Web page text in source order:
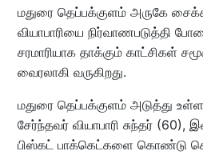
மதுரை தெப்பக்குளம் அருகே
வியாபாரியை நிர்வாணபடுத்தி
சரமாரியாக தாக்கும் காட்சிகள்
வைரலாகி வருகிறது.
மதுரை தெப்பக்குளம் அடுத்து
சேர்ந்தவர் வியாபாரி சுந்தர் (60),
பிஸ்கட் பாக்கெட்களை கொண்டு